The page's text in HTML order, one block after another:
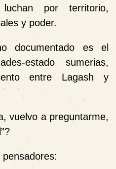
luchan por territorio,
y poder.
documentado es el
estado sumerias,
entre Lagash y
vuelvo a preguntarme,